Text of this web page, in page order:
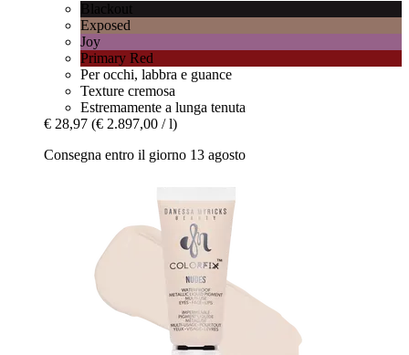
Blackout
Exposed
Joy
Primary Red
Per occhi, labbra e guance
Texture cremosa
Estremamente a lunga tenuta
€ 28,97 (€ 2.897,00 / l)
Consegna entro il giorno 13 agosto